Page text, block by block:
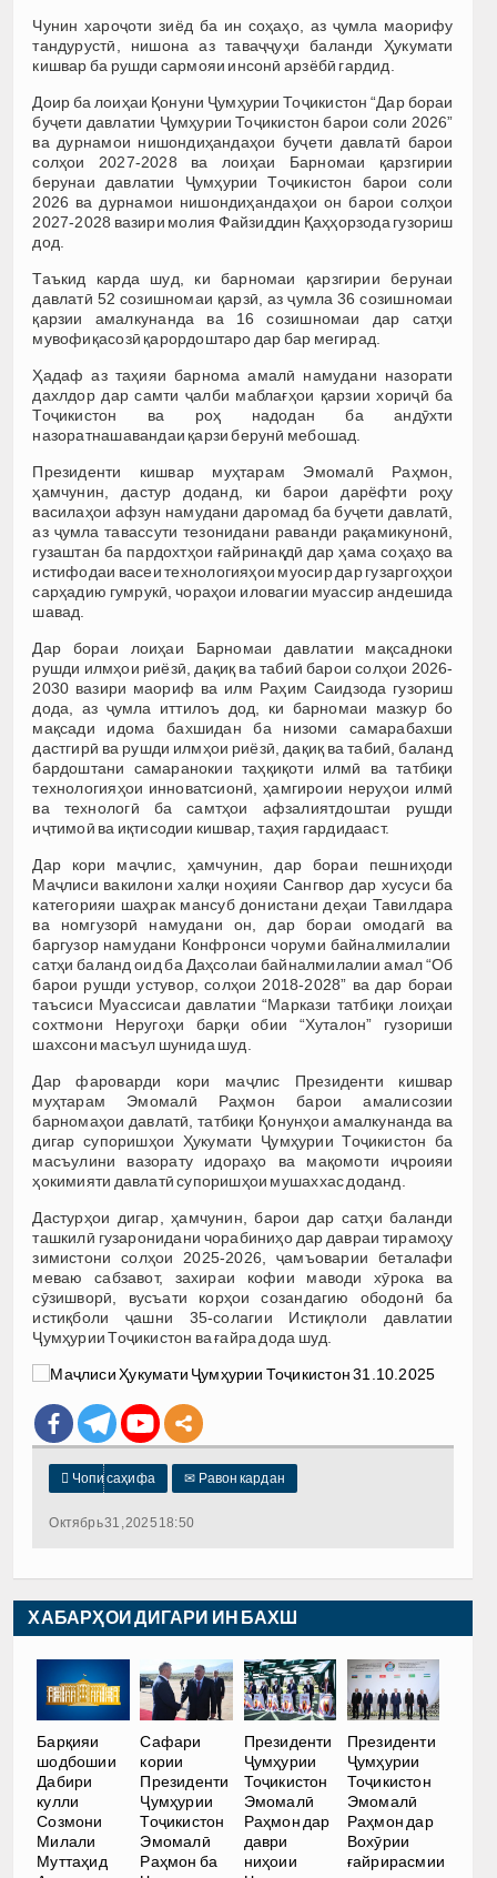
Чунин хароҷоти зиёд ба ин соҳаҳо, аз ҷумла маорифу
тандурустӣ, нишона аз таваҷҷуҳи баланди Ҳукумати
кишвар ба рушди сармояи инсонӣ арзёбӣ гардид.
Доир ба лоиҳаи Қонуни Ҷумҳурии Тоҷикистон “Дар бораи
буҷети давлатии Ҷумҳурии Тоҷикистон барои соли 2026”
ва дурнамои нишондиҳандаҳои буҷети давлатӣ барои
солҳои 2027-2028 ва лоиҳаи Барномаи қарзгирии
берунаи давлатии Ҷумҳурии Тоҷикистон барои соли
2026 ва дурнамои нишондиҳандаҳои он барои солҳои
2027-2028 вазири молия Файзиддин Қаҳҳорзода гузориш
дод.
Таъкид карда шуд, ки барномаи қарзгирии берунаи
давлатӣ 52 созишномаи қарзӣ, аз ҷумла 36 созишномаи
қарзии амалкунанда ва 16 созишномаи дар сатҳи
мувофиқасозӣ қарордоштаро дар бар мегирад.
Ҳадаф аз таҳияи барнома амалӣ намудани назорати
дахлдор дар самти ҷалби маблағҳои қарзии хориҷӣ ба
Тоҷикистон ва роҳ надодан ба андӯхти
назоратнашавандаи қарзи берунӣ мебошад.
Президенти кишвар муҳтарам Эмомалӣ Раҳмон,
ҳамчунин, дастур доданд, ки барои дарёфти роҳу
василаҳои афзун намудани даромад ба буҷети давлатӣ,
аз ҷумла тавассути тезонидани раванди рақамикунонӣ,
гузаштан ба пардохтҳои ғайринақдӣ дар ҳама соҳаҳо ва
истифодаи васеи технологияҳои муосир дар гузаргоҳҳои
сарҳадию гумрукӣ, чораҳои иловагии муассир андешида
шавад.
Дар бораи лоиҳаи Барномаи давлатии мақсадноки
рушди илмҳои риёзӣ, дақиқ ва табиӣ барои солҳои 2026-
2030 вазири маориф ва илм Раҳим Саидзода гузориш
дода, аз ҷумла иттилоъ дод, ки барномаи мазкур бо
мақсади идома бахшидан ба низоми самарабахши
дастгирӣ ва рушди илмҳои риёзӣ, дақиқ ва табиӣ, баланд
бардоштани самаранокии таҳқиқоти илмӣ ва татбиқи
технологияҳои инноватсионӣ, ҳамгироии неруҳои илмӣ
ва технологӣ ба самтҳои афзалиятдоштаи рушди
иҷтимоӣ ва иқтисодии кишвар, таҳия гардидааст.
Дар кори маҷлис, ҳамчунин, дар бораи пешниҳоди
Маҷлиси вакилони халқи ноҳияи Сангвор дар хусуси ба
категорияи шаҳрак мансуб донистани деҳаи Тавилдара
ва номгузорӣ намудани он, дар бораи омодагӣ ва
баргузор намудани Конфронси чоруми байналмилалии
сатҳи баланд оид ба Даҳсолаи байналмилалии амал “Об
барои рушди устувор, солҳои 2018-2028” ва дар бораи
таъсиси Муассисаи давлатии “Маркази татбиқи лоиҳаи
сохтмони Неругоҳи барқи обии “Хуталон” гузориши
шахсони масъул шунида шуд.
Дар фароварди кори маҷлис Президенти кишвар
муҳтарам Эмомалӣ Раҳмон барои амалисозии
барномаҳои давлатӣ, татбиқи Қонунҳои амалкунанда ва
дигар супоришҳои Ҳукумати Ҷумҳурии Тоҷикистон ба
масъулини вазорату идораҳо ва мақомоти иҷроияи
ҳокимияти давлатӣ супоришҳои мушаххас доданд.
Дастурҳои дигар, ҳамчунин, барои дар сатҳи баланди
ташкилӣ гузаронидани чорабиниҳо дар давраи тирамоҳу
зимистони солҳои 2025-2026, ҷамъоварии беталафи
меваю сабзавот, захираи кофии маводи хӯрока ва
сӯзишворӣ, вусъати корҳои созандагию ободонӣ ба
истиқболи ҷашни 35-солагии Истиқлоли давлатии
Ҷумҳурии Тоҷикистон ва ғайра дода шуд.
 Чопи саҳифа ✉ Равон кардан
Октябрь 31, 2025 18:50
ХАБАРҲОИ ДИГАРИ ИН БАХШ
Барқияи
шодбошии
Дабири
кулли
Созмони
Милали
Муттаҳид
Сафари
кории
Президенти
Ҷумҳурии
Тоҷикистон
Эмомалӣ
Раҳмон ба
Президенти
Ҷумҳурии
Тоҷикистон
Эмомалӣ
Раҳмон дар
даври
ниҳоии
Президенти
Ҷумҳурии
Тоҷикистон
Эмомалӣ
Раҳмон дар
Вохӯрии
ғайрирасмии